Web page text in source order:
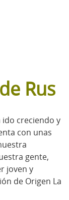
Rus
ido creciendo y
con unas
gente,
joven y
de Origen La